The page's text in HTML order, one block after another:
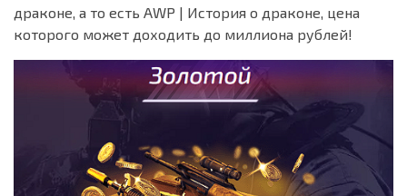
драконе, а то есть AWP | История о драконе, цена
которого может доходить до миллиона рублей!